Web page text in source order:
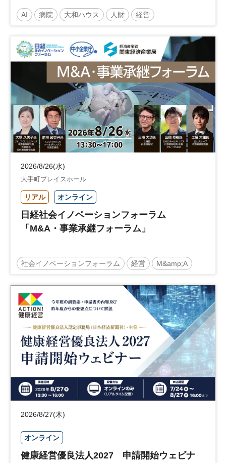
～診療報酬改定のその先 AI・DX・人財戦
略で描く持続可能な未来へ～
AI 病院 大和ハウス 人財 経営
人材戦略
日経健康セミナー 病院経営 診療報酬
土日祝開催
2026/8/26(水)
大手町プレイスホール
リアル オンライン
日経社会イノベーションフォーラム
「M&A・事業承継フォーラム」
社会イノベーションフォーラム 経営 M&amp;A
事業承継 中堅中小企業
日経社会イノベーションフォーラム 参加無料
2026/8/27(木)
オンライン
健康経営優良法人2027 申請開始ウェビナ